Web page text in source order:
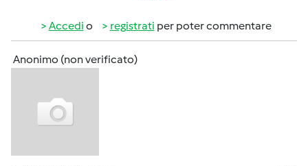
Accedi o registrati per poter commentare
Anonimo (non verificato)